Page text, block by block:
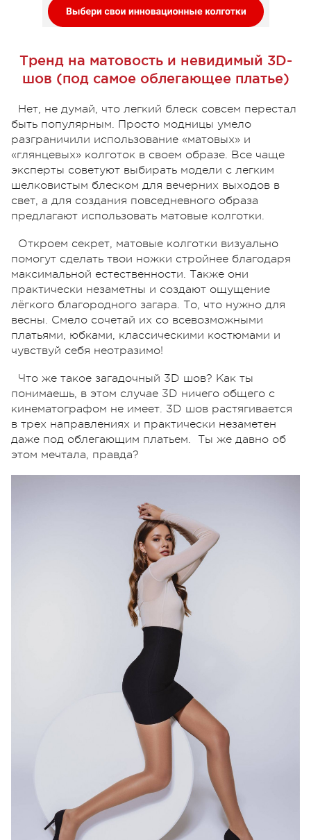
Тренд на матовость и невидимый 3D-
шов (под самое облегающее платье)
Нет, не думай, что легкий блеск совсем перестал
быть популярным. Просто модницы умело
разграничили использование «матовых» и
«глянцевых» колготок в своем образе. Все чаще
эксперты советуют выбирать модели с легким
шелковистым блеском для вечерних выходов в
свет, а для создания повседневного образа
предлагают использовать матовые колготки.
Откроем секрет, матовые колготки визуально
помогут сделать твои ножки стройнее благодаря
максимальной естественности. Также они
практически незаметны и создают ощущение
лёгкого благородного загара. То, что нужно для
весны. Смело сочетай их со всевозможными
платьями, юбками, классическими костюмами и
чувствуй себя неотразимо!
Что же такое загадочный 3D шов? Как ты
понимаешь, в этом случае 3D ничего общего с
кинематографом не имеет. 3D шов растягивается
в трех направлениях и практически незаметен
даже под облегающим платьем. Ты же давно об
этом мечтала, правда?